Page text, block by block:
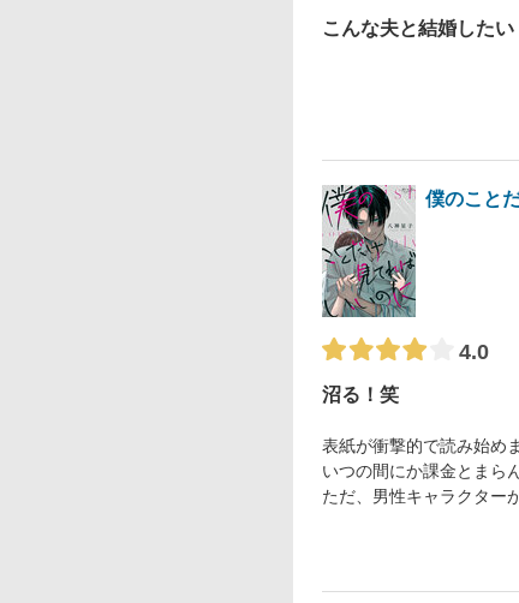
こんな夫と結婚したい
僕のこと
4.0
沼る！笑
表紙が衝撃的で読み始め
いつの間にか課金とまら
ただ、男性キャラクター